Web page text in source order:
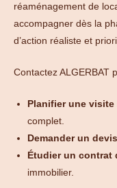
réaménagement de
accompagner dès la
d’action réaliste et
Contactez ALGERBAT
Planifier une
complet.
Demander un
Étudier un contrat
immobilier.